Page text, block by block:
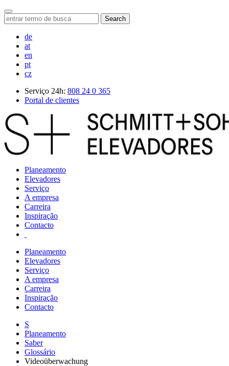
Search
de
at
en
pt
cz
Serviço 24h: 808 24 0 365
Portal de clientes
Planeamento
Elevadores
Serviço
A empresa
Carreira
Inspiração
Contacto
Planeamento
Elevadores
Serviço
A empresa
Carreira
Inspiração
Contacto
S
Planeamento
Saber
Glossário
Videoüberwachung